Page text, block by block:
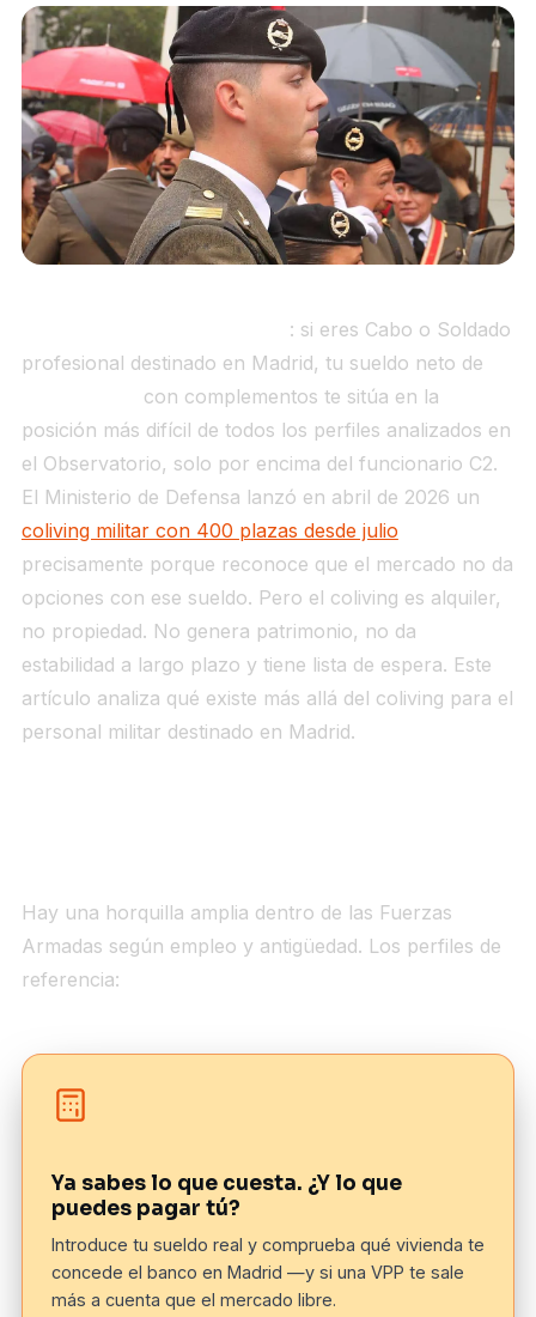
: si eres Cabo o Soldado
profesional destinado en Madrid, tu sueldo neto de
con complementos te sitúa en la
posición más difícil de todos los perfiles analizados en
el Observatorio, solo por encima del funcionario C2.
El Ministerio de Defensa lanzó en abril de 2026 un
coliving militar con 400 plazas desde julio
precisamente porque reconoce que el mercado no da
opciones con ese sueldo. Pero el coliving es alquiler,
no propiedad. No genera patrimonio, no da
estabilidad a largo plazo y tiene lista de espera. Este
artículo analiza qué existe más allá del coliving para el
personal militar destinado en Madrid.
Hay una horquilla amplia dentro de las Fuerzas
Armadas según empleo y antigüedad. Los perfiles de
referencia:
Ya sabes lo que cuesta. ¿Y lo que
puedes pagar tú?
Introduce tu sueldo real y comprueba qué vivienda te
concede el banco en Madrid —y si una VPP te sale
más a cuenta que el mercado libre.